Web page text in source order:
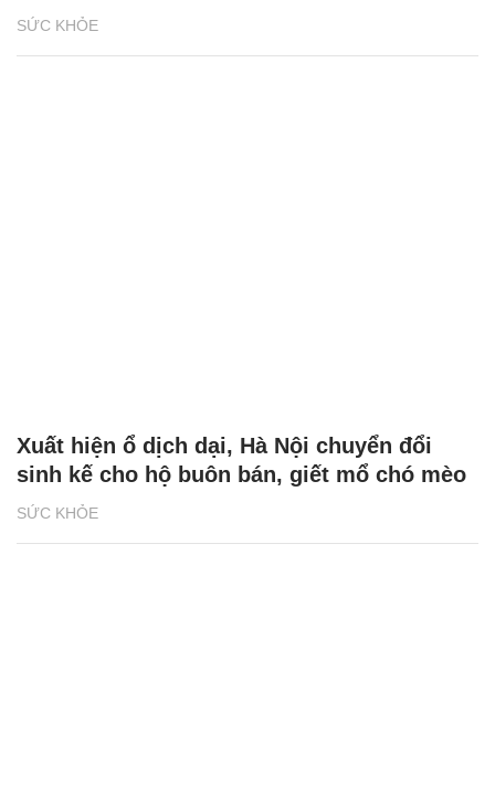
SỨC KHỎE
SỨC KHỎE
Xuất hiện ổ dịch dại, Hà Nội chuyển đổi
sinh kế cho hộ buôn bán, giết mổ chó mèo